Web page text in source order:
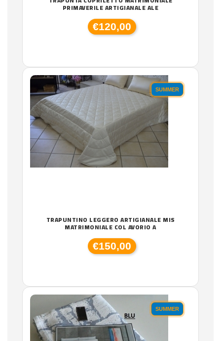
PRIMAVERILE ARTIGIANALE ALE
€120,00
SUMMER
TRAPUNTINO LEGGERO ARTIGIANALE MIS
MATRIMONIALE COL AVORIO A
€150,00
SUMMER